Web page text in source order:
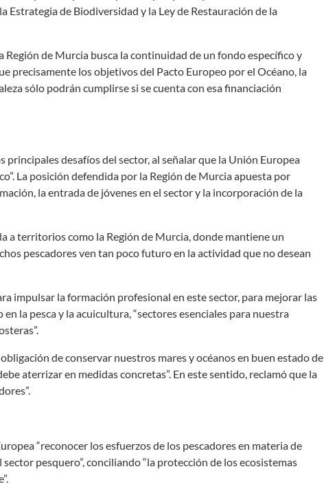
Estrategia de Biodiversidad y la Ley de Restauración de la
de Murcia busca la continuidad de un fondo específico y
precisamente los objetivos del Pacto Europeo por el Océano, la
sólo podrán cumplirse si se cuenta con esa financiación
desafíos del sector, al señalar que la Unión Europea
La posición defendida por la Región de Murcia apuesta por
la entrada de jóvenes en el sector y la incorporación de la
a territorios como la Región de Murcia, donde mantiene un
pescadores ven tan poco futuro en la actividad que no desean
impulsar la formación profesional en este sector, para mejorar las
la pesca y la acuicultura, “sectores esenciales para nuestra
de conservar nuestros mares y océanos en buen estado de
aterrizar en medidas concretas”. En este sentido, reclamó que la
“reconocer los esfuerzos de los pescadores en materia de
pesquero”, conciliando “la protección de los ecosistemas